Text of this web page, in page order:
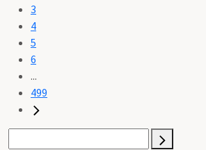
3
4
5
6
...
499